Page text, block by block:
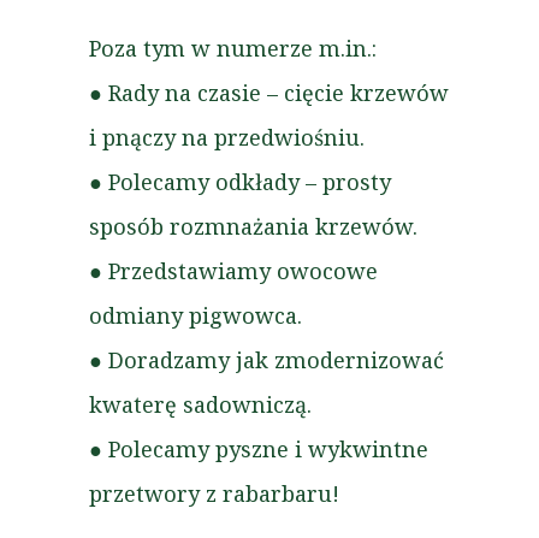
Poza tym w numerze m.in.:
● Rady na czasie – cięcie krzewów
i pnączy na przedwiośniu.
● Polecamy odkłady – prosty
sposób rozmnażania krzewów.
● Przedstawiamy owocowe
odmiany pigwowca.
● Doradzamy jak zmodernizować
kwaterę sadowniczą.
● Polecamy pyszne i wykwintne
przetwory z rabarbaru!